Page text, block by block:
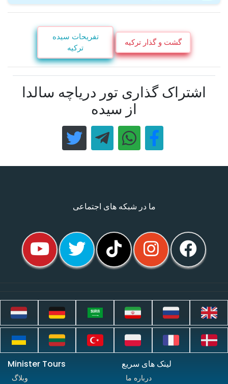
گشت و گذار ترکیه
تفریحات سیده
ترکیه
اشتراک گذاری تور دریاچه سالدا
از سیده
ما در شبکه های اجتماعی
لینک های سریع
درباره ما
Minister Tours
وبلاگ